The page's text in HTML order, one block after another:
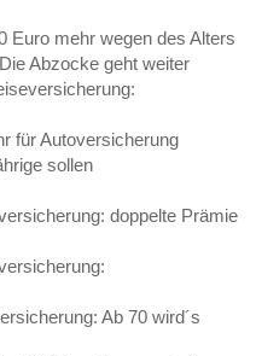
Euro mehr wegen des Alters
Abzocke geht weiter
für Autoversicherung
sollen
doppelte Prämie
Ab 70 wird´s